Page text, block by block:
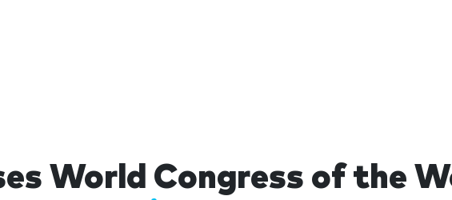
World Congress of the